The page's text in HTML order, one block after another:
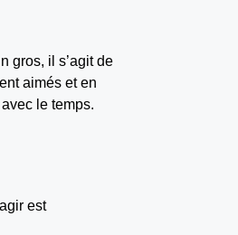
gros, il s’agit de
aimés et en
le temps.
est